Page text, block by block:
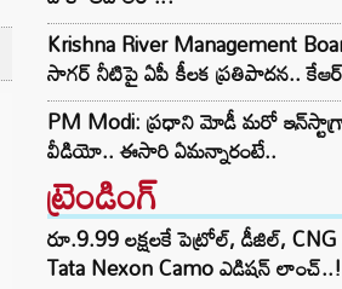
Krishna River Management
సాగర్ నీటిపై ఏపీ కీలక ప్రతిపాదన..
PM Modi: ప్రధాని మోడీ మరో
వీడియో.. ఈసారి ఏమన్నారంటే..
ట్రెండింగ్‌
రూ.9.99 లక్షలకే పెట్రోల్, డీజిల్, CNG
Tata Nexon Camo ఎడిషన్ లాంచ్..!